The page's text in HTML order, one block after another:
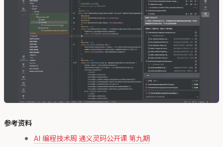
参考资料
AI 编程技术周 通义灵码公开课 第九期